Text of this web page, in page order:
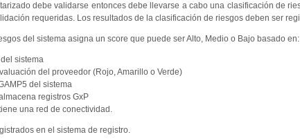
debe validarse entonces debe llevarse a cabo una clasificación de
requeridas. Los resultados de la clasificación de riesgos deben ser
del sistema asigna un score que puede ser Alto, Medio o Bajo basado en:
sistema
del proveedor (Rojo, Amarillo o Verde)
del sistema
registros GxP
una red de conectividad.
en el sistema de registro.